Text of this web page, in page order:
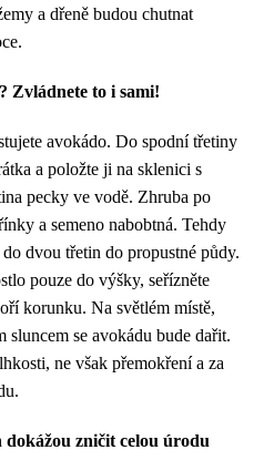
a dřeně budou chutnat
Zvládnete to i sami!
avokádo. Do spodní třetiny
a položte ji na sklenici s
pecky ve vodě. Zhruba po
a semeno nabobtná. Tehdy
dvou třetin do propustné půdy.
pouze do výšky, seřízněte
korunku. Na světlém místě,
sluncem se avokádu bude dařit.
ne však přemokření a za
dokážou zničit celou úrodu